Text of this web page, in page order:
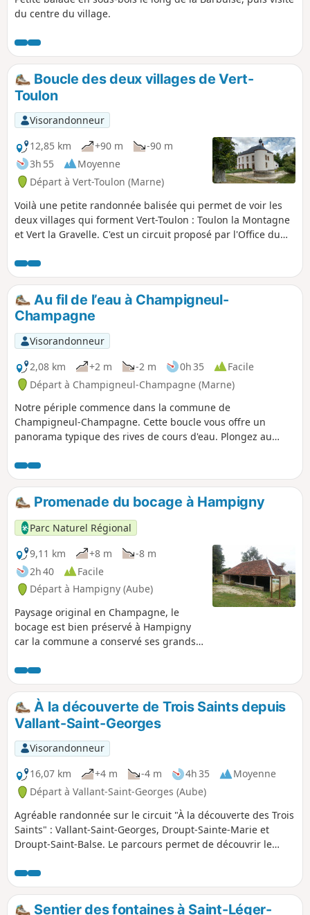
du centre du village.
Boucle des deux villages de Vert-
Toulon
Visorandonneur
12,85 km
+90 m
-90 m
3h 55
Moyenne
Départ à Vert-Toulon (Marne)
Voilà une petite randonnée balisée qui permet de voir les
deux villages qui forment Vert-Toulon : Toulon la Montagne
et Vert la Gravelle. C'est un circuit proposé par l'Office du
varié : marais, vignes, champs et bois. Passage à côté du
Château privé de la Gravelle et de puits de pétrole. Très
belle aire de pique-nique au point de vue de Toulon-la-
Montagne, d'où on peut apercevoir sept clochers.
Au fil de l’eau à Champigneul-
Champagne
Visorandonneur
2,08 km
+2 m -2 m 0h 35
Facile
Départ à Champigneul-Champagne (Marne)
Notre périple commence dans la commune de
Champigneul-Champagne. Cette boucle vous offre un
panorama typique des rives de cours d'eau. Plongez au
doux bruissement des feuilles au gré du vent, et le
murmure apaisant de l'eau qui s'écoule. En période estivale,
ouvrez grands les yeux, car vous pourriez avoir la chance
d'apercevoir le troglodyte mignon, un petit passereau
évoluant gracieusement entre les ripisylves.
Promenade du bocage à Hampigny
Parc Naturel Régional
9,11 km
+8 m
-8 m
2h 40
Facile
Départ à Hampigny (Aube)
Paysage original en Champagne, le
bocage est bien préservé à Hampigny
car la commune a conservé ses grands
Voire. Quelques panneaux
d’interprétation expliquent la faune, les
activités agricoles et la préservation du
site classé Natura 2000.
À la découverte de Trois Saints depuis
Vallant-Saint-Georges
Visorandonneur
16,07 km
+4 m -4 m 4h 35
Moyenne
Départ à Vallant-Saint-Georges (Aube)
Agréable randonnée sur le circuit "À la découverte des Trois
Saints" : Vallant-Saint-Georges, Droupt-Sainte-Marie et
Droupt-Saint-Balse. Le parcours permet de découvrir le
compose cette zone. Circuit très plat le long du Canal de
Haute Seine, de la Seine et des étangs dont celui du Brun.
Sentier des fontaines à Saint-Léger-